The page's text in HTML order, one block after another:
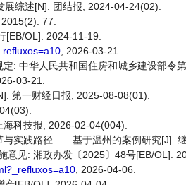
综述[N]. 团结报, 2024-04-24(02).
77.
[EB/OL]. 2024-11-19.
, 2026-03-21.
: 中华人民共和国住房和城乡建设部令
03-21.
第一财经日报, 2025-08-08(01).
科技报, 2026-02-04(004).
实践路径——基于温州的案例研究[J].
意见: 湘政办发〔2025〕48号[EB/OL].
, 2026-04-06.